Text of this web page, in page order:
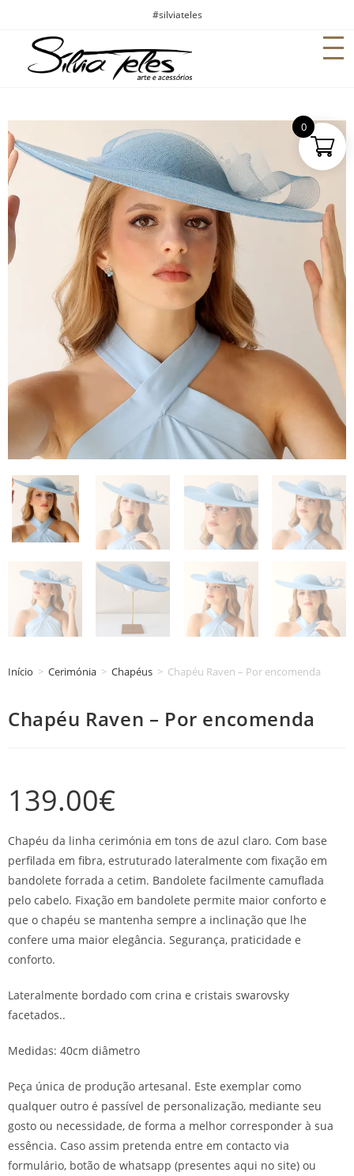
#silviateles
Início > Cerimónia > Chapéus > Chapéu Raven – Por encomenda
Chapéu Raven – Por encomenda
139.00€
Chapéu da linha cerimónia em tons de azul claro. Com base
perfilada em fibra, estruturado lateralmente com fixação em
bandolete forrada a cetim. Bandolete facilmente camuflada
pelo cabelo. Fixação em bandolete permite maior conforto e
que o chapéu se mantenha sempre a inclinação que lhe
confere uma maior elegância. Segurança, praticidade e
conforto.
Lateralmente bordado com crina e cristais swarovsky
facetados..
Medidas: 40cm diâmetro
Peça única de produção artesanal. Este exemplar como
qualquer outro é passível de personalização, mediante seu
gosto ou necessidade, de forma a melhor corresponder à sua
essência. Caso assim pretenda entre em contacto via
formulário, botão de whatsapp (presentes aqui no site) ou
0